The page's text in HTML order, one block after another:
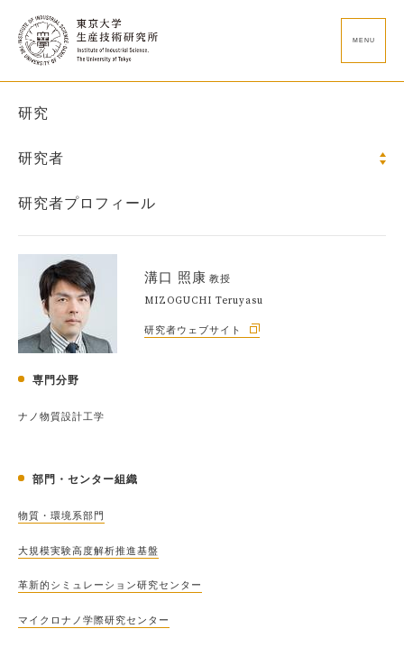
MENU
研究
研究者
研究者プロフィール
溝口 照康 教授
MIZOGUCHI Teruyasu
研究者ウェブサイト
専門分野
ナノ物質設計工学
部門・センター組織
物質・環境系部門
大規模実験高度解析推進基盤
革新的シミュレーション研究センター
マイクロナノ学際研究センター